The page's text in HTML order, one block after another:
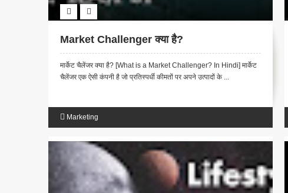
Market Challenger क्या है?
मार्केट चैलेंजर क्या है? [What is a Market Challenger? In Hindi] मार्केट
चैलेंजर एक ऐसी कंपनी है जो प्रतिस्पर्धी कीमतों पर अपने उत्पादों के ...
Marketing